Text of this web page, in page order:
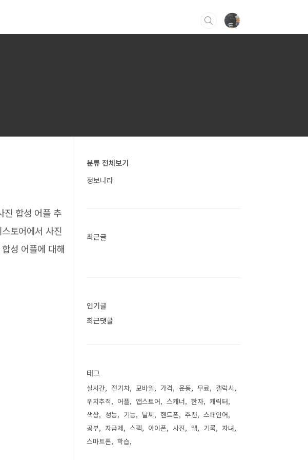
진 합성 어플 추
토어에서 사진
성 어플에 대해
분류 전체보기
정보나라
최근글
인기글
최근댓글
태그
실시간 전기차 모바일 가격 운동 무료
갤럭시
위치추적
어플 앱스토어 스캐너 한자
캐릭터
색상
성능 기능 날씨 핸드폰 추천
스페인어
공부
자급제 스펙 아이폰 사진 앱 기록
자녀
스마트폰
학습